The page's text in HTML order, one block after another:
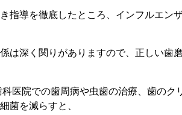
指導を徹底したところ、インフルエン
は深く関りがありますので、正しい歯
医院での歯周病や虫歯の治療、歯のク
菌を減らすと、